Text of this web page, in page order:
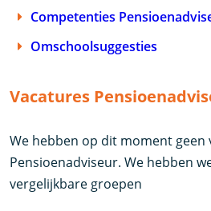
Competenties
Omschoolsuggesties
Vacatures
We hebben op dit moment geen
Pensioenadviseur. We hebben
vergelijkbare groepen